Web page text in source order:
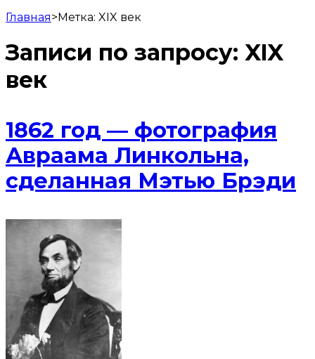
Главная>Метка: XIX век
Записи по запросу: XIX
век
1862 год — фотография
Авраама Линкольна,
сделанная Мэтью Брэди